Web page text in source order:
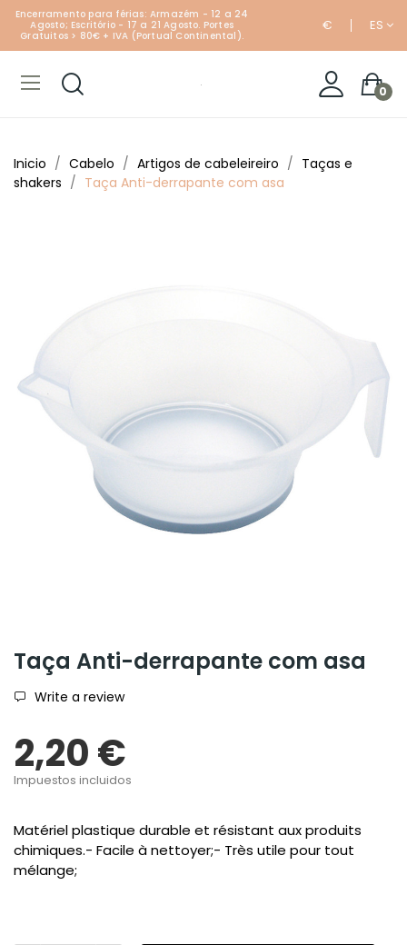
Encerramento para férias: Armazém - 12 a 24
Agosto; Escritório - 17 a 21 Agosto. Portes
Gratuitos > 80€ + IVA (Portual Continental).
€ ES
0
Inicio Cabelo Artigos de cabeleireiro
Taças e
shakers
Taça Anti-derrapante com asa
Taça Anti-derrapante com asa
Write a review
2,20 €
Impuestos incluidos
Matériel plastique durable et résistant aux produits
chimiques.- Facile à nettoyer;- Très utile pour tout
mélange;